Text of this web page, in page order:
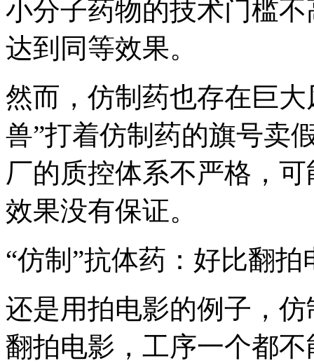
小分子药物的技术门槛
达到同等效果。
然而，仿制药也存在巨
兽”打着仿制药的旗号卖
厂的质控体系不严格，
效果没有保证。
“仿制”抗体药：好比翻
还是用拍电影的例子，
翻拍电影，工序一个都